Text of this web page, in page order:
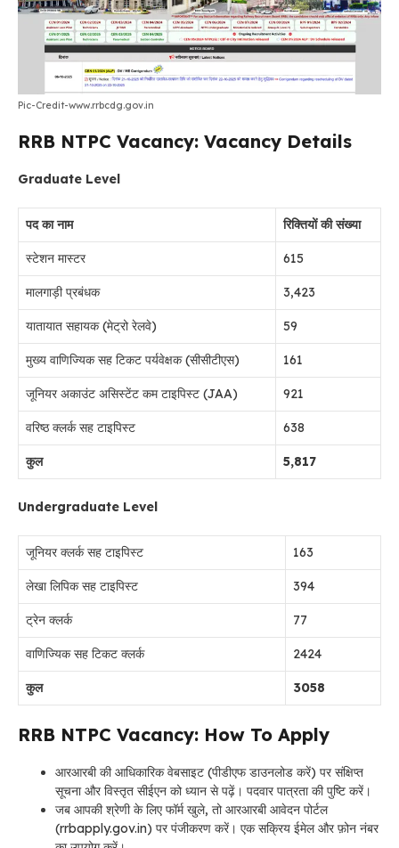
Pic-Credit-www.rrbcdg.gov.in
RRB NTPC Vacancy: Vacancy Details
Graduate Level
पद का नाम रिक्तियों की संख्या
स्टेशन मास्टर 615
मालगाड़ी प्रबंधक 3,423
यातायात सहायक (मेट्रो रेलवे) 59
मुख्य वाणिज्यिक सह टिकट पर्यवेक्षक (सीसीटीएस) 161
जूनियर अकाउंट असिस्टेंट कम टाइपिस्ट (JAA) 921
वरिष्ठ क्लर्क सह टाइपिस्ट 638
कुल 5,817
Undergraduate Level
जूनियर क्लर्क सह टाइपिस्ट 163
लेखा लिपिक सह टाइपिस्ट 394
ट्रेन क्लर्क 77
वाणिज्यिक सह टिकट क्लर्क 2424
कुल 3058
RRB NTPC Vacancy: How To Apply
आरआरबी की आधिकारिक वेबसाइट (पीडीएफ डाउनलोड करें) पर संक्षिप्त
सूचना और विस्तृत सीईएन को ध्यान से पढ़ें। पदवार पात्रता की पुष्टि करें।
जब आपकी श्रेणी के लिए फॉर्म खुले, तो आरआरबी आवेदन पोर्टल
(rrbapply.gov.in) पर पंजीकरण करें। एक सक्रिय ईमेल और फ़ोन नंबर